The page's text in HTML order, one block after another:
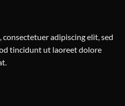
adipiscing elit, sed
tincidunt ut laoreet dolore